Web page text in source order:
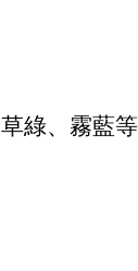
綠、霧藍等